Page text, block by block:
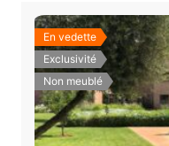
En vedette
Exclusivité
Non meublé